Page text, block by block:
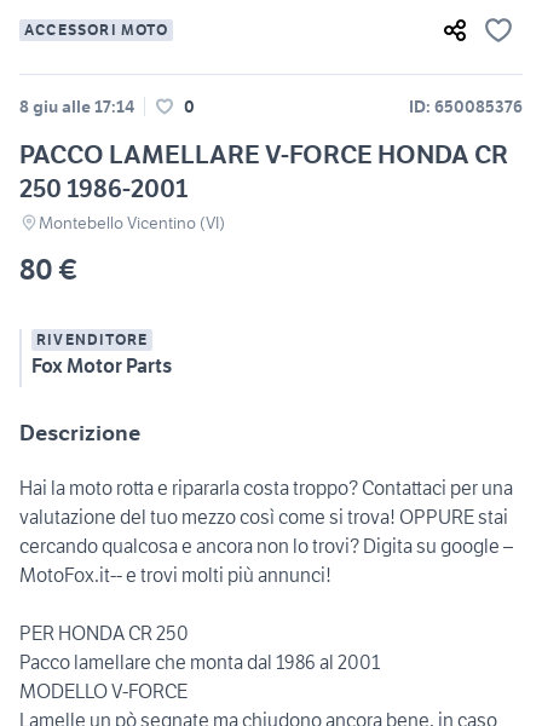
ACCESSORI MOTO
8 giu alle 17:14 0 ID: 650085376
PACCO LAMELLARE V-FORCE HONDA CR
250 1986-2001
Montebello Vicentino (VI)
80 €
RIVENDITORE
Fox Motor Parts
Descrizione
Hai la moto rotta e ripararla costa troppo? Contattaci per una
valutazione del tuo mezzo così come si trova! OPPURE stai
cercando qualcosa e ancora non lo trovi? Digita su google –
MotoFox.it-- e trovi molti più annunci!
PER HONDA CR 250
Pacco lamellare che monta dal 1986 al 2001
MODELLO V-FORCE
Lamelle un pò segnate ma chiudono ancora bene, in caso